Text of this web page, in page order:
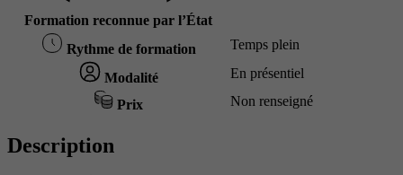
Formation reconnue par l’État
Rythme de formation Temps plein
Modalité En présentiel
Prix Non renseigné
Description